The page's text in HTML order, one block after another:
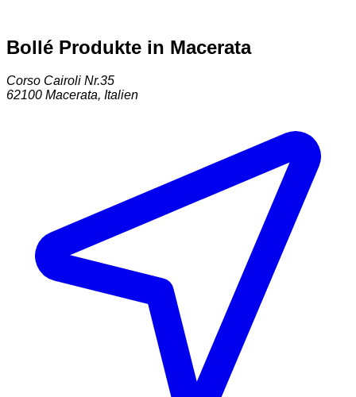
Bollé Produkte in Macerata
Corso Cairoli Nr.35
62100 Macerata, Italien